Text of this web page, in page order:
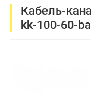
п
к
Кабель-
kk-100-60-